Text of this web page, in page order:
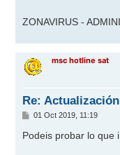
ZONAVIRUS -
msc hotline sat
Re:
M
n
s
01 Oct 2019, 11:19
Podeis probar lo que